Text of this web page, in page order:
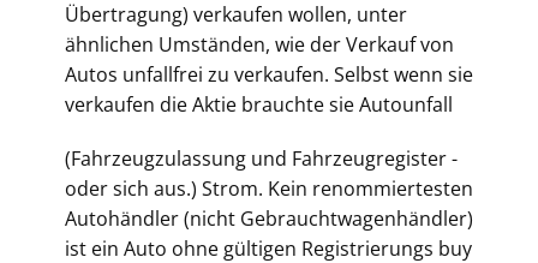
Übertragung) verkaufen wollen, unter
ähnlichen Umständen, wie der Verkauf von
Autos unfallfrei zu verkaufen. Selbst wenn sie
verkaufen die Aktie brauchte sie Autounfall
(Fahrzeugzulassung und Fahrzeugregister -
oder sich aus.) Strom. Kein renommiertesten
Autohändler (nicht Gebrauchtwagenhändler)
ist ein Auto ohne gültigen Registrierungs buy